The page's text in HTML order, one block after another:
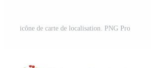
icône de carte de localisation. PNG Pro